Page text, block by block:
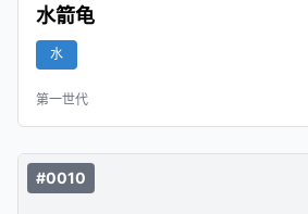
水箭龟
水
第一世代
#0010